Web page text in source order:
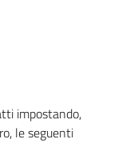
impostando,
le seguenti